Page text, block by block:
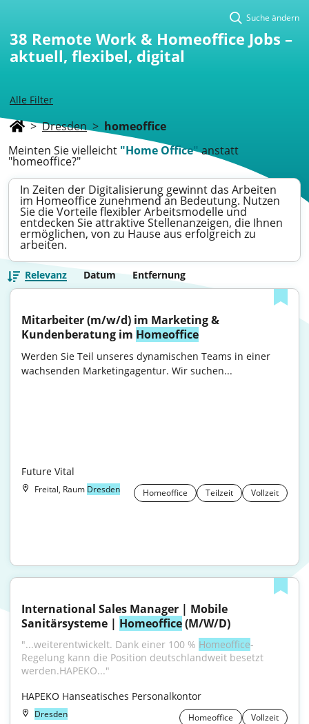
Alle Filter
Suche ändern
38 Remote Work & Homeoffice Jobs –
aktuell, flexibel, digital
> Dresden > homeoffice
Meinten Sie vielleicht "Home Office"anstatt
"homeoffice?"
In Zeiten der Digitalisierung gewinnt das Arbeiten
im Homeoffice zunehmend an Bedeutung. Nutzen
Sie die Vorteile flexibler Arbeitsmodelle und
entdecken Sie attraktive Stellenanzeigen, die Ihnen
ermöglichen, von zu Hause aus erfolgreich zu
arbeiten.
Relevanz Datum Entfernung
Mitarbeiter (m/w/d) im Marketing &
Kundenberatung im Homeoffice
Werden Sie Teil unseres dynamischen Teams in einer
wachsenden Marketingagentur. Wir suchen...
Future Vital
Freital, Raum Dresden Homeoffice Teilzeit Vollzeit
International Sales Manager | Mobile
Sanitärsysteme | Homeoffice (M/W/D)
"...weiterentwickelt. Dank einer 100 % Homeoffice-
Regelung kann die Position deutschlandweit besetzt
werden.HAPEKO..."
HAPEKO Hanseatisches Personalkontor
Dresden Homeoffice Vollzeit